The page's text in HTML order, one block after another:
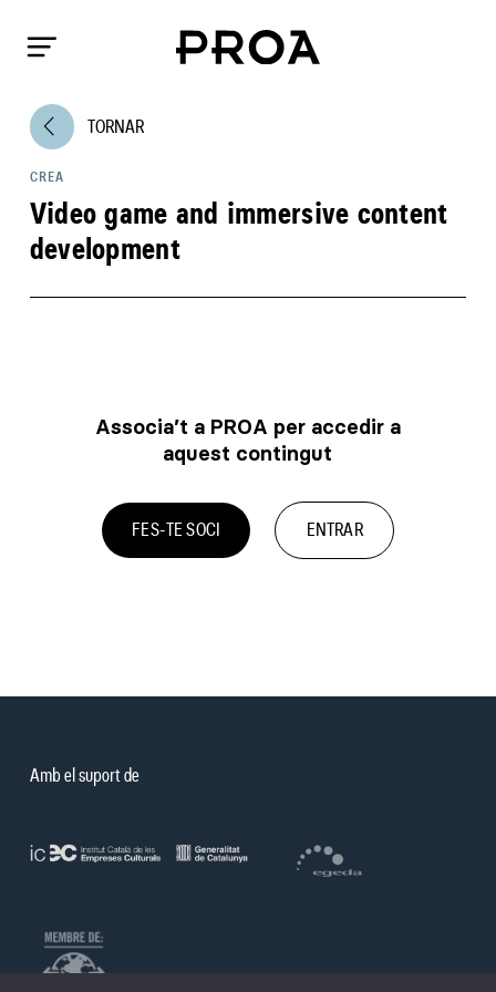
arrow_back_ios TORNAR
CREA
Video game and immersive content
development
Associa’t a PROA per accedir a
aquest contingut
FES-TE SOCI ENTRAR
Amb el suport de